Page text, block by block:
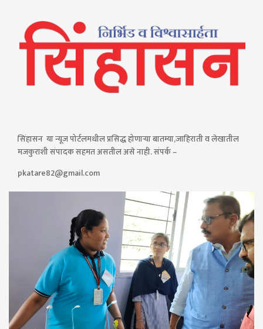
सिंहासन या न्यूज पोर्टलमधील प्रसिद्ध होणाऱ्या बातम्या,जाहिराती व लेखातील
मजकुराशी संपादक सहमत असतील असे नाही. संपर्क –
pkatare82@gmail.com